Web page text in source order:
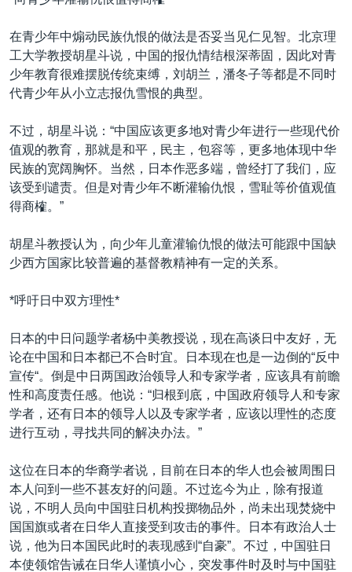
在青少年中煽动民族仇恨的做法是否妥当见仁见智。北京理
工大学教授胡星斗说，中国的报仇情结根深蒂固，因此对青
少年教育很难摆脱传统束缚，刘胡兰，潘冬子等都是不同时
代青少年从小立志报仇雪恨的典型。
不过，胡星斗说：“中国应该更多地对青少年进行一些现代价
值观的教育，那就是和平，民主，包容等，更多地体现中华
民族的宽阔胸怀。当然，日本作恶多端，曾经打了我们，应
该受到谴责。但是对青少年不断灌输仇恨，雪耻等价值观值
得商榷。”
胡星斗教授认为，向少年儿童灌输仇恨的做法可能跟中国缺
少西方国家比较普遍的基督教精神有一定的关系。
*呼吁日中双方理性*
日本的中日问题学者杨中美教授说，现在高谈日中友好，无
论在中国和日本都已不合时宜。日本现在也是一边倒的“反中
宣传“。倒是中日两国政治领导人和专家学者，应该具有前瞻
性和高度责任感。他说：“归根到底，中国政府领导人和专家
学者，还有日本的领导人以及专家学者，应该以理性的态度
进行互动，寻找共同的解决办法。”
这位在日本的华裔学者说，目前在日本的华人也会被周围日
本人问到一些不甚友好的问题。不过迄今为止，除有报道
说，不明人员向中国驻日机构投掷物品外，尚未出现焚烧中
国国旗或者在日华人直接受到攻击的事件。日本有政治人士
说，他为日本国民此时的表现感到“自豪”。不过，中国驻日
本使领馆告诫在日华人谨慎小心，突发事件时及时与中国驻